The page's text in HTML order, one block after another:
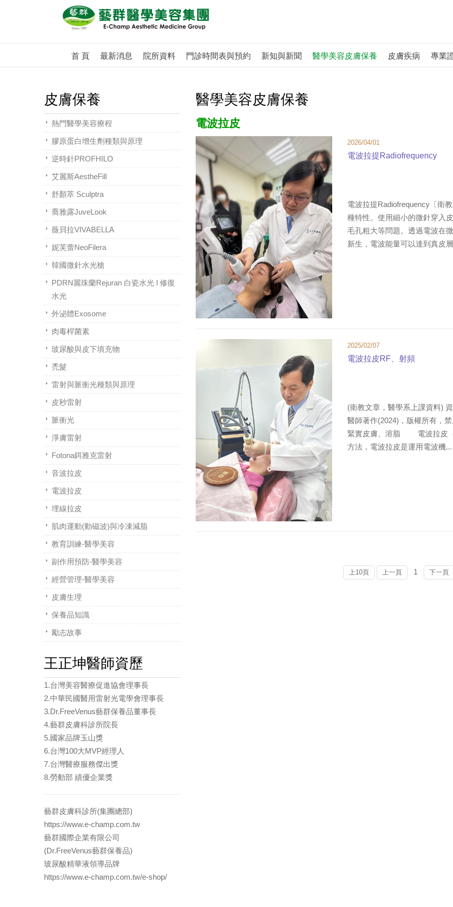
首 頁 最新消息 院所資料 門診時間表與預約 新知與新聞 醫學美容皮膚保養 皮膚疾病 專業
醫學美容皮膚保養
電波拉皮
2026/04/01
電波拉提Radiofrequency
電波拉提Radiofrequency〔衛
種特性。使用細小的微針穿入
毛孔粗大等問題。透過電波在
新生，電波能量可以達到真皮
2025/02/07
電波拉皮RF、射頻
(衛教文章，醫學系上課資料)
醫師著作(2024)，版權所有，
緊實皮膚、溶脂 電波拉皮（
方法，電波拉皮是運用電波機...
上10頁 上一頁 1 下一頁
皮膚保養
熱門醫學美容療程
膠原蛋白增生劑種類與原理
逆時針PROFHILO
艾麗斯AestheFill
舒顏萃 Sculptra
喬雅露JuveLook
薇貝拉VIVABELLA
妮芙蕾NeoFilera
韓國微針水光槍
PDRN麗珠蘭Rejuran 白瓷水光 l 修復
水光
外泌體Exosome
肉毒桿菌素
玻尿酸與皮下填充物
禿髮
雷射與脈衝光種類與原理
皮秒雷射
脈衝光
淨膚雷射
Fotona鉺雅克雷射
音波拉皮
電波拉皮
埋線拉皮
肌肉運動(動磁波)與冷凍減脂
教育訓練-醫學美容
副作用預防-醫學美容
經營管理-醫學美容
皮膚生理
保養品知識
勵志故事
王正坤醫師資歷
1.台灣美容醫療促進協會理事長
2.中華民國醫用雷射光電學會理事長
3.Dr.FreeVenus藝群保養品董事長
4.藝群皮膚科診所院長
5.國家品牌玉山獎
6.台灣100大MVP經理人
7.台灣醫療服務傑出獎
8.勞動部 績優企業獎
藝群皮膚科診所(集團總部)
https://www.e-champ.com.tw
藝群國際企業有限公司
(Dr.FreeVenus藝群保養品)
玻尿酸精華液領導品牌
https://www.e-champ.com.tw/e-shop/